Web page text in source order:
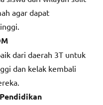
agar dapat
dari daerah 3T untuk
dan kelak kembali